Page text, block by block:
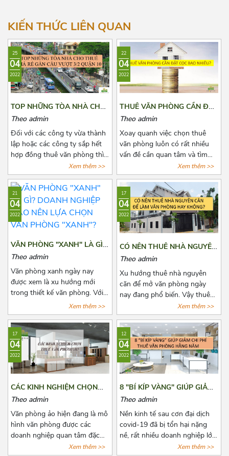
Hướng Đông Bắc
KIẾN THỨC LIÊN QUAN
25
04
2022
TOP NHỮNG TÒA NHÀ CHO
THUÊ GIÁ RẺ GẦN CẦU
Theo admin
Đối với các công ty vừa thành
lập hoặc các công ty sắp hết
hợp đồng thuê văn phòng thì
việc chọn thuê văn phòng luôn
là vấn đề đáng quan tâm. Để
tìm được một văn phòng vừa
ý, giá cả hợp lý, vị trí thuận tiện
đi lại, cơ sở hạ tầng tốt thật sự
khiến các chủ doanh nghiệp
cân nhắc lựa chọn rất nhiều.
Bài viết này, Azoffice sẽ chia
nhà cho thuê giá rẻ gần cầu
vượt 3/2 quận 10.
Xem thêm >>
22
04
2022
THUÊ VĂN PHÒNG CẦN ĐẶT
CỌC BAO NHIÊU?
Theo admin
Xoay quanh việc chọn thuê
văn phòng luôn có rất nhiều
vấn đề cần quan tâm và tìm
hiểu đặc biệt là các khoản chi
phí thuê, chi phí phát sinh cố
định, tiền cọc,...Chính vì vậy
trước khi quyết định thuê văn
phòng, bên thuê cần biết rõ số
tiền cọc và các loại chi phí
thuê hằng tháng, những quy
định pháp luật có liên quan và
cách để lấy lại tiền cọc trong
những trường hợp rủi ro có
thể xảy ra. Cùng Azoffice tìm
hiểu thêm về nội dung này
trong bài viết dưới đây nhé!
Xem thêm >>
21
04
2022
VĂN PHÒNG "XANH" LÀ GÌ?
DOANH NGHIỆP NÀO NÊN
"XANH"?
Theo admin
Văn phòng xanh ngày nay
được xem là xu hướng mới
trong thiết kế văn phòng. Với
xu hướng này, không những
giúp thanh lọc không khí mà
còn mang tới một không gian
làm việc thư thái và nhiều
năng lượng cho các nhân viên.
Để biết thêm về xu hướng này,
hãy cùng Azoffice theo dõi bài
Xem thêm >>
17
04
2022
CÓ NÊN THUÊ NHÀ NGUYÊN
CĂN ĐỂ LÀM VĂN PHÒNG
Theo admin
Xu hướng thuê nhà nguyên
căn để mở văn phòng ngày
nay đang phổ biến. Vậy thuê
nhà nguyên văn để làm văn
phòng có lợi ích như thế nào?
Có nên hay không nên? Cùng
Azoffice tìm câu trả lời các câu
hỏi này qua bài viết dưới đây
nhé!
Xem thêm >>
17
04
2022
CÁC KINH NGHIỆM CHỌN
THUÊ VĂN PHÒNG ẢO
Theo admin
Văn phòng ảo hiện đang là mô
hình văn phòng được các
doanh nghiệp quan tâm đặc
biệt là các doanh nghiệp có
Xem thêm >>
12
04
2022
8 "BÍ KÍP VÀNG" GIÚP GIẢM
CHI PHÍ THUÊ VĂN PHÒNG
Theo admin
Nền kinh tế sau cơn đại dịch
covid-19 đã bị tổn hại nặng
nề, rất nhiều doanh nghiệp lớn
nhỏ đã phải đóng cửa vĩnh
Xem thêm >>